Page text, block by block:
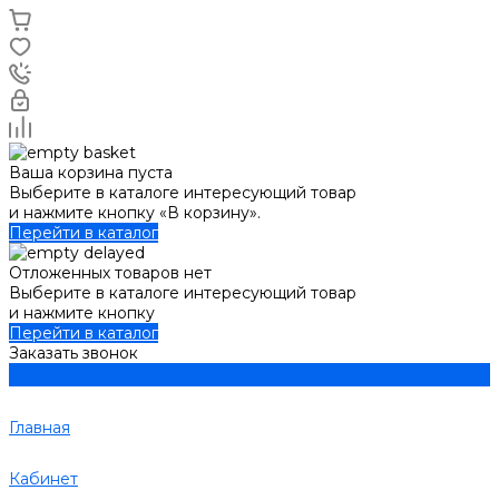
Ваша корзина пуста
Выберите в каталоге интересующий товар
и нажмите кнопку «В корзину».
Перейти в каталог
Отложенных товаров нет
Выберите в каталоге интересующий товар
и нажмите кнопку
Перейти в каталог
Заказать звонок
Главная
Кабинет